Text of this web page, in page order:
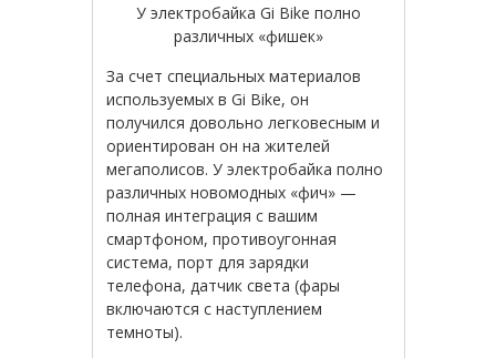
У электробайка Gi Bike полно
различных «фишек»
За счет специальных материалов
используемых в Gi Bike, он
получился довольно легковесным и
ориентирован он на жителей
мегаполисов. У электробайка полно
различных новомодных «фич» —
полная интеграция с вашим
смартфоном, противоугонная
система, порт для зарядки
телефона, датчик света (фары
включаются с наступлением
темноты).